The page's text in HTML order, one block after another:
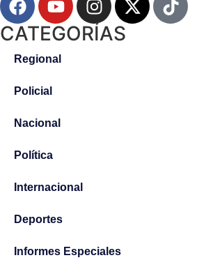
CATEGORÍAS
Regional
Policial
Nacional
Política
Internacional
Deportes
Informes Especiales